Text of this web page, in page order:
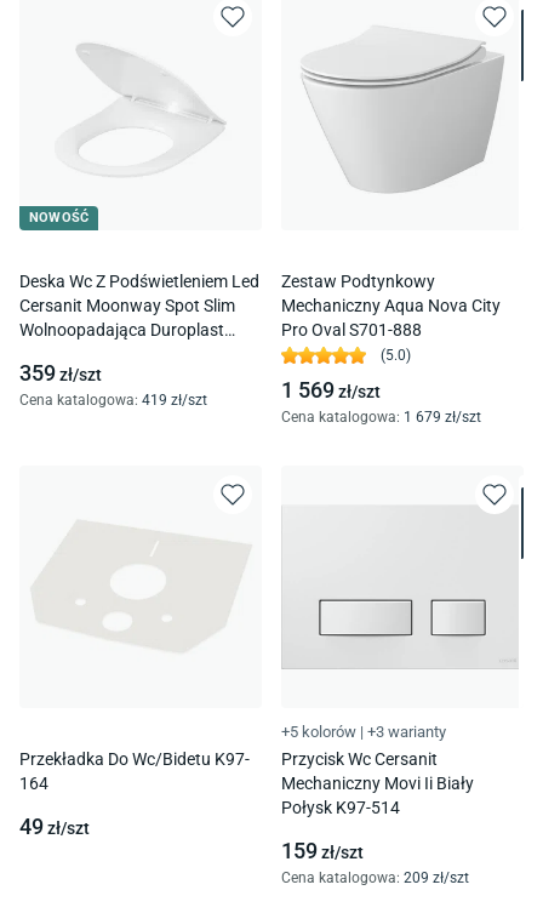
NOWOŚĆ
Deska Wc Z Podświetleniem Led
Cersanit Moonway Spot Slim
Wolnoopadająca Duroplast
359zł/szt
Cena katalogowa: 419 zł/szt
Zestaw Podtynkowy
Mechaniczny Aqua Nova City
Pro Oval S701-888
(5.0)
1 569zł/szt
Cena katalogowa: 1 679 zł/szt
Przekładka Do Wc/Bidetu K97-
164
49zł/szt
+5 kolorów | +3 warianty
Przycisk Wc Cersanit
Mechaniczny Movi Ii Biały
Połysk K97-514
159zł/szt
Cena katalogowa: 209 zł/szt